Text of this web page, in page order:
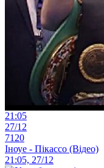
21:05
27/12
7120
Іноуе - Пікассо (Відео)
21:05, 27/12